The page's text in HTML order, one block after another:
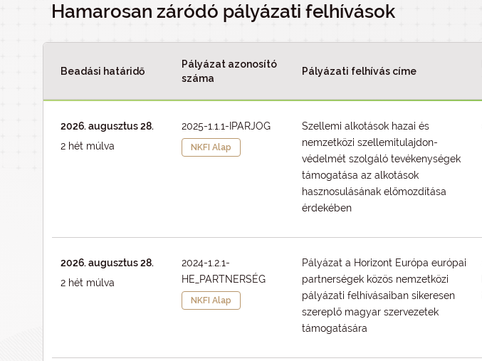
Hamarosan záródó pályázati felhívások
Beadási határidő
Pályázat azonosító
száma
Pályázati felhívás címe
2026. augusztus 28.
2 hét múlva
2025-1.1.1-IPARJOG
NKFI Alap
Szellemi alkotások hazai és
nemzetközi szellemitulajdon-
védelmét szolgáló tevékenységek
támogatása az alkotások
hasznosulásának előmozdítása
érdekében
2026. augusztus 28.
2 hét múlva
2024-1.2.1-
HE_PARTNERSÉG
NKFI Alap
Pályázat a Horizont Európa európai
partnerségek közös nemzetközi
pályázati felhívásaiban sikeresen
szereplő magyar szervezetek
támogatására